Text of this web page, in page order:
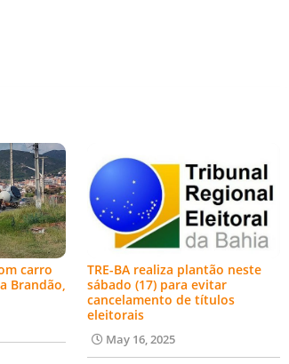
carro
Brandão,
TRE-BA realiza plantão neste
sábado (17) para evitar
cancelamento de títulos
eleitorais
May 16, 2025